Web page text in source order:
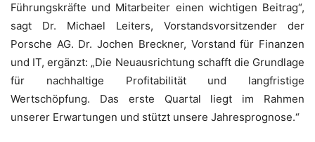
Führungskräfte und Mitarbeiter einen wichtigen Beitrag“,
sagt Dr. Michael Leiters, Vorstandsvorsitzender der
Porsche AG. Dr. Jochen Breckner, Vorstand für Finanzen
und IT, ergänzt: „Die Neuausrichtung schafft die Grundlage
für nachhaltige Profitabilität und langfristige
Wertschöpfung. Das erste Quartal liegt im Rahmen
unserer Erwartungen und stützt unsere Jahresprognose.“